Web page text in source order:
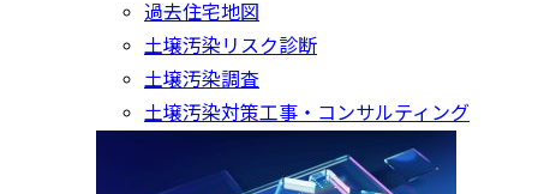
過去住宅地図
土壌汚染リスク診断
土壌汚染調査
土壌汚染対策工事・コンサルティング